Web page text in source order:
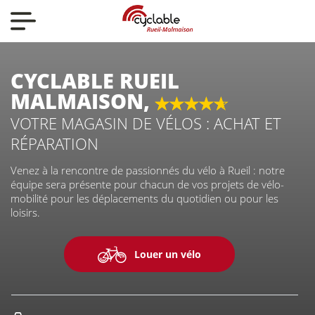
Nos actualités
Nos vélos
Qui sommes-nous ?
Nous contacter
CYCLABLE
CYCLABLE RUEIL
MALMAISON,
VOTRE MAGASIN DE VÉLOS : ACHAT ET
RÉPARATION
Venez à la rencontre de passionnés du vélo à Rueil : notre
équipe sera présente pour chacun de vos projets de vélo-
mobilité pour les déplacements du quotidien ou pour les
loisirs.
Louer un vélo